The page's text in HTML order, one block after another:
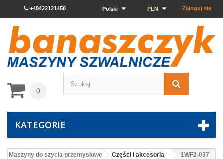
Zaloguj się
PLN
Polski
+48422121450
0
KATEGORIE
Maszyny do szycia przemysłowe Części i akcesoria
1WF2-037